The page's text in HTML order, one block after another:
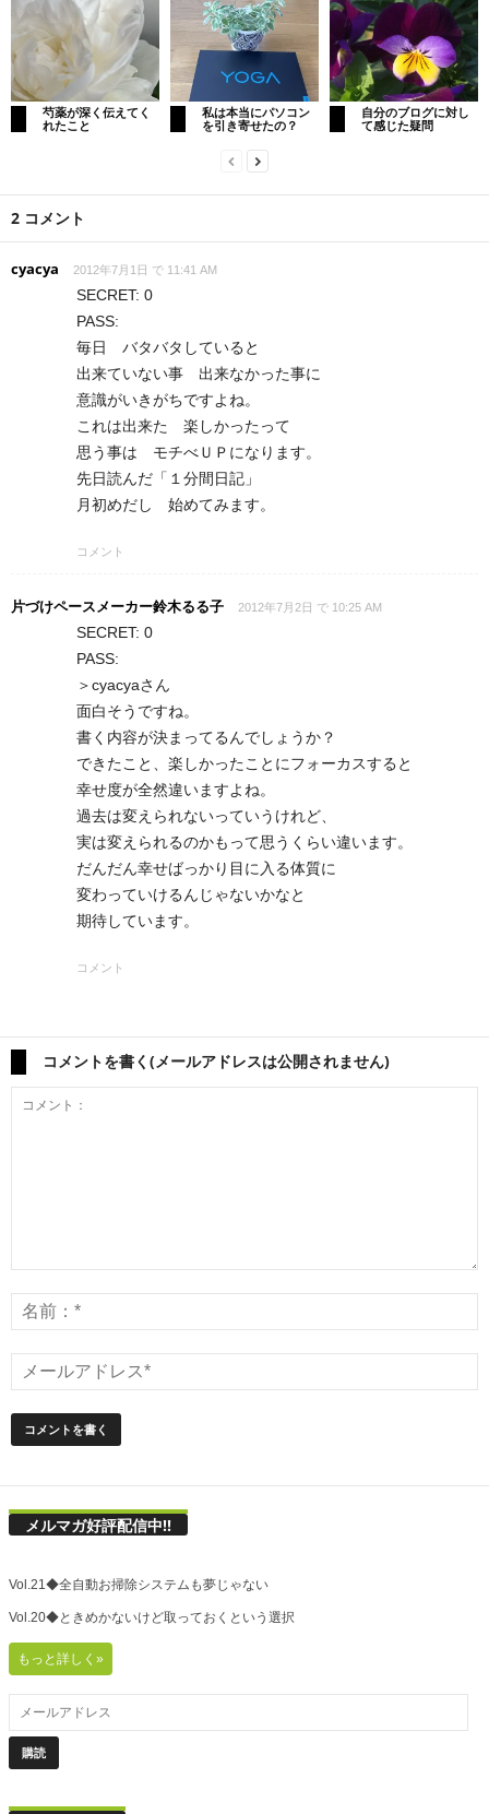
芍薬が深く伝えてく
れたこと
私は本当にパソコン
を引き寄せたの？
自分のブログに対し
て感じた疑問
2 コメント
cyacya 2012年7月1日 で 11:41 AM
SECRET: 0
PASS:
毎日 バタバタしていると
出来ていない事 出来なかった事に
意識がいきがちですよね。
これは出来た 楽しかったって
思う事は モチべＵＰになります。
先日読んだ「１分間日記」
月初めだし 始めてみます。
コメント
片づけペースメーカー鈴木るる子 2012年7月2日 で 10:25 AM
SECRET: 0
PASS:
＞cyacyaさん
面白そうですね。
書く内容が決まってるんでしょうか？
できたこと、楽しかったことにフォーカスすると
幸せ度が全然違いますよね。
過去は変えられないっていうけれど、
実は変えられるのかもって思うくらい違います。
だんだん幸せばっかり目に入る体質に
変わっていけるんじゃないかなと
期待しています。
コメント
コメントを書く(メールアドレスは公開されません)
メルマガ好評配信中!!
Vol.21◆全自動お掃除システムも夢じゃない
Vol.20◆ときめかないけど取っておくという選択
もっと詳しく»